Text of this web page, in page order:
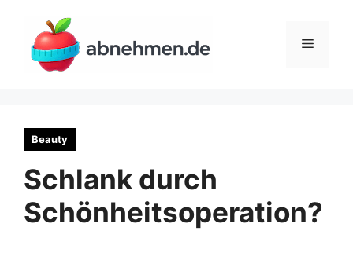
springen
Menü
Beauty
Schlank durch
Schönheitsoperation?